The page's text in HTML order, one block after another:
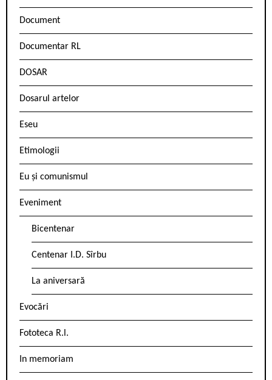
Document
Documentar RL
DOSAR
Dosarul artelor
Eseu
Etimologii
Eu și comunismul
Eveniment
Bicentenar
Centenar I.D. Sîrbu
La aniversară
Evocări
Fototeca R.l.
In memoriam